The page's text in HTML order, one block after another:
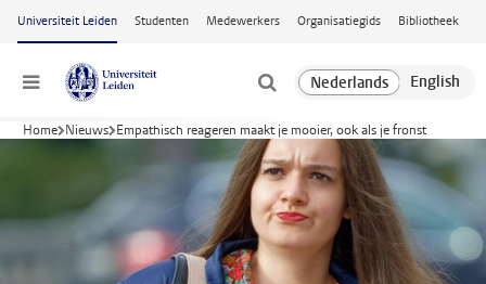
Ga naar hoofdinhoud
Universiteit Leiden Studenten Medewerkers Organisatiegids Bibliotheek
Menu
Home Nieuws Empathisch reageren maakt je mooier, ook als je fronst